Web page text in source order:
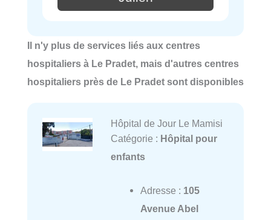
Il n'y plus de services liés aux centres
hospitaliers à Le Pradet, mais d'autres centres
hospitaliers près de Le Pradet sont disponibles
Hôpital de Jour Le Mamisi
Catégorie : Hôpital pour
enfants
Adresse : 105
Avenue Abel